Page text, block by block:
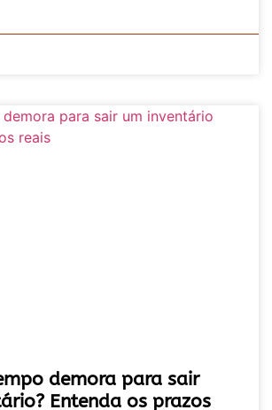
demora para sair
Entenda os prazos